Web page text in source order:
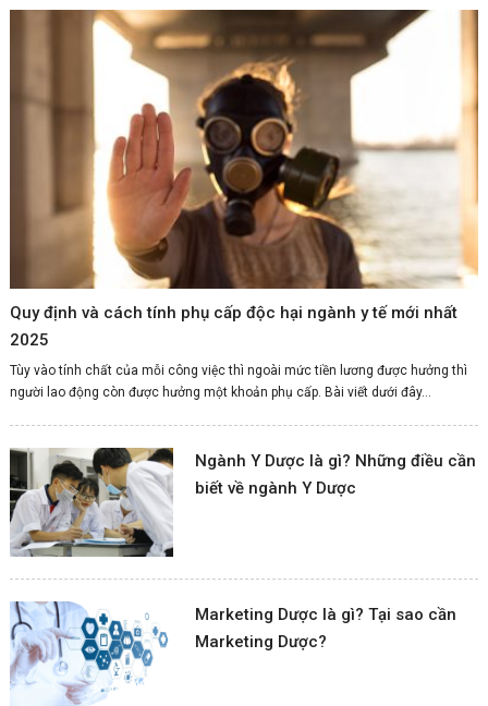
Quy định và cách tính phụ cấp độc hại ngành y tế mới nhất
2025
Tùy vào tính chất của mỗi công việc thì ngoài mức tiền lương được hưởng thì
người lao động còn được hưởng một khoản phụ cấp. Bài viết dưới đây...
Ngành Y Dược là gì? Những điều cần
biết về ngành Y Dược
Marketing Dược là gì? Tại sao cần
Marketing Dược?